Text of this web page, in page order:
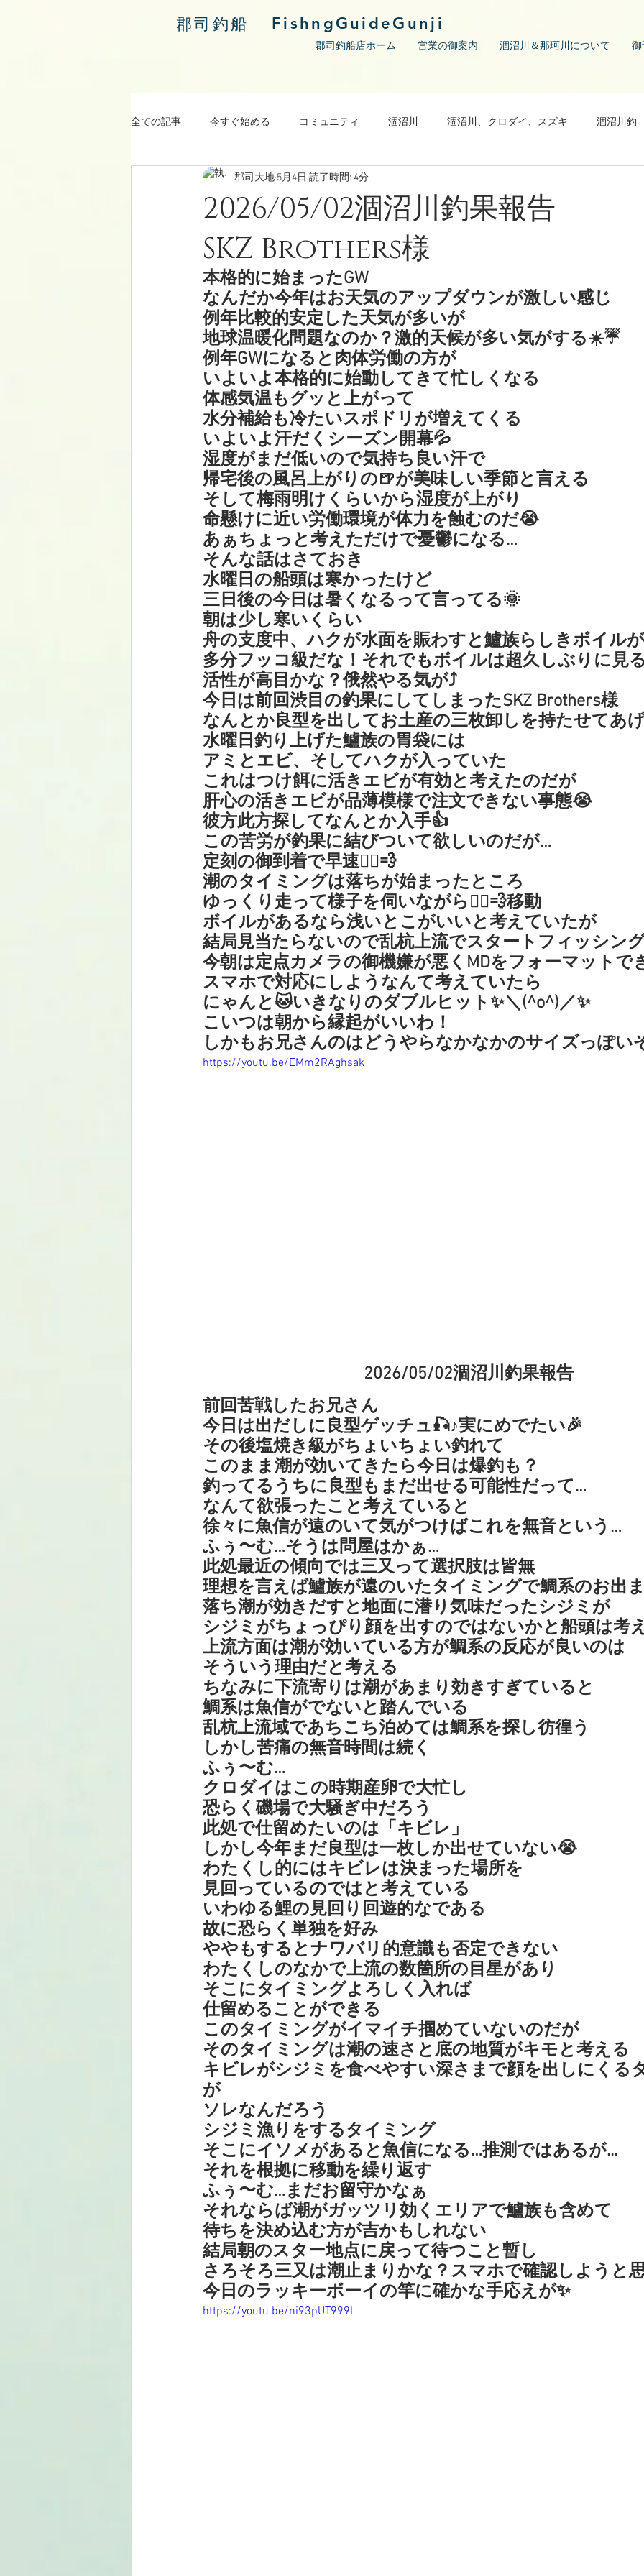
郡司釣船 FishngGuideGunji
郡司釣船店ホーム 営業の御案内 涸沼川＆那珂川について 御
全ての記事 今すぐ始める コミュニティ 涸沼川 涸沼川、クロダイ、スズキ 涸沼川釣
涸沼川釣果報告
2026/05/02涸沼川釣果
SKZ Brothers様
郡司大地 5月4日 読了時間: 4分
本格的に始まったGW
なんだか今年はお天気のアップダウンが激しい感じ
例年比較的安定した天気が多いが
地球温暖化問題なのか？激的天候が多い気がする☀️☔️
例年GWになると肉体労働の方が
いよいよ本格的に始動してきて忙しくなる
体感気温もグッと上がって
水分補給も冷たいスポドリが増えてくる
いよいよ汗だくシーズン開幕💦
湿度がまだ低いので気持ち良い汗で
帰宅後の風呂上がりの🍺が美味しい季節と言える
そして梅雨明けくらいから湿度が上がり
命懸けに近い労働環境が体力を蝕むのだ😭
あぁちょっと考えただけで憂鬱になる…
そんな話はさておき
水曜日の船頭は寒かったけど
三日後の今日は暑くなるって言ってる🌞
朝は少し寒いくらい
舟の支度中、ハクが水面を賑わすと鱸族らしきボイル
多分フッコ級だな！それでもボイルは超久しぶりに見
活性が高目かな？俄然やる気が⤴️
今日は前回渋目の釣果にしてしまったSKZ Brothers様
なんとか良型を出してお土産の三枚卸しを持たせてあ
水曜日釣り上げた鱸族の胃袋には
アミとエビ、そしてハクが入っていた
これはつけ餌に活きエビが有効と考えたのだが
肝心の活きエビが品薄模様で注文できない事態😭
彼方此方探してなんとか入手👍
この苦労が釣果に結びついて欲しいのだが…
定刻の御到着で早速🚣‍♀️💨
潮のタイミングは落ちが始まったところ
ゆっくり走って様子を伺いながら🚣‍♀️💨移動
ボイルがあるなら浅いとこがいいと考えていたが
結局見当たらないので乱杭上流でスタートフィッシン
今朝は定点カメラの御機嫌が悪くMDをフォーマットで
スマホで対応にしようなんて考えていたら
にゃんと🐱いきなりのダブルヒット✨＼(^o^)／✨
こいつは朝から縁起がいいわ！
しかもお兄さんのはどうやらなかなかのサイズっぽい
https://youtu.be/EMm2RAghsak
2026/05/02涸沼川釣果報告
前回苦戦したお兄さん
今日は出だしに良型ゲッチュ🎣♪実にめでたい🎉
その後塩焼き級がちょいちょい釣れて
このまま潮が効いてきたら今日は爆釣も？
釣ってるうちに良型もまだ出せる可能性だって…
なんて欲張ったこと考えていると
徐々に魚信が遠のいて気がつけばこれを無音という…
ふぅ〜む…そうは問屋はかぁ…
此処最近の傾向では三又って選択肢は皆無
理想を言えば鱸族が遠のいたタイミングで鯛系のお出
落ち潮が効きだすと地面に潜り気味だったシジミが
シジミがちょっぴり顔を出すのではないかと船頭は考
上流方面は潮が効いている方が鯛系の反応が良いのは
そういう理由だと考える
ちなみに下流寄りは潮があまり効きすぎていると
鯛系は魚信がでないと踏んでいる
乱杭上流域であちこち泊めては鯛系を探し彷徨う
しかし苦痛の無音時間は続く
ふぅ〜む…
クロダイはこの時期産卵で大忙し
恐らく磯場で大騒ぎ中だろう
此処で仕留めたいのは「キビレ」
しかし今年まだ良型は一枚しか出せていない😭
わたくし的にはキビレは決まった場所を
見回っているのではと考えている
いわゆる鯉の見回り回遊的なである
故に恐らく単独を好み
ややもするとナワバリ的意識も否定できない
わたくしのなかで上流の数箇所の目星があり
そこにタイミングよろしく入れば
仕留めることができる
このタイミングがイマイチ掴めていないのだが
そのタイミングは潮の速さと底の地質がキモと考える
キビレがシジミを食べやすい深さまで顔を出しにくる
が
ソレなんだろう
シジミ漁りをするタイミング
そこにイソメがあると魚信になる…推測ではあるが...
それを根拠に移動を繰り返す
ふぅ〜む…まだお留守かなぁ
それならば潮がガッツリ効くエリアで鱸族も含めて
待ちを決め込む方が吉かもしれない
結局朝のスター地点に戻って待つこと暫し
さろそろ三又は潮止まりかな？スマホで確認しようと
今日のラッキーボーイの竿に確かな手応えが✨
https://youtu.be/ni93pUT999I